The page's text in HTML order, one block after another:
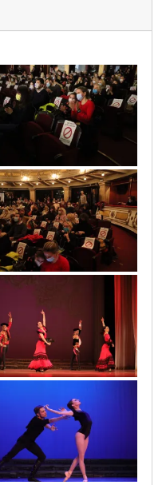
0o3a9247
0o3a7917
0o3a8187_-_copy
0o3a8537_-_copy